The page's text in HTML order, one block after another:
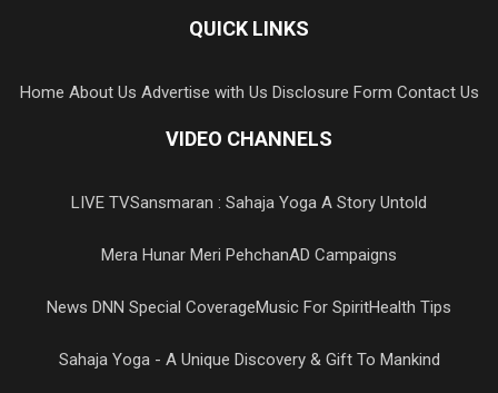
QUICK LINKS
Home About Us Advertise with Us Disclosure Form Contact Us
VIDEO CHANNELS
LIVE TVSansmaran : Sahaja Yoga A Story Untold
Mera Hunar Meri PehchanAD Campaigns
News DNN Special CoverageMusic For SpiritHealth Tips
Sahaja Yoga - A Unique Discovery & Gift To Mankind